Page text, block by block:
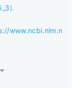
).
www.ncbi.nlm.n